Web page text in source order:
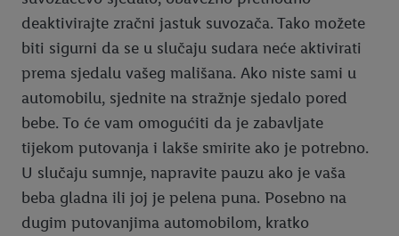
deaktivirajte zračni jastuk suvozača. Tako možete
biti sigurni da se u slučaju sudara neće aktivirati
prema sjedalu vašeg mališana. Ako niste sami u
automobilu, sjednite na stražnje sjedalo pored
bebe. To će vam omogućiti da je zabavljate
tijekom putovanja i lakše smirite ako je potrebno.
U slučaju sumnje, napravite pauzu ako je vaša
beba gladna ili joj je pelena puna. Posebno na
dugim putovanjima automobilom, kratko